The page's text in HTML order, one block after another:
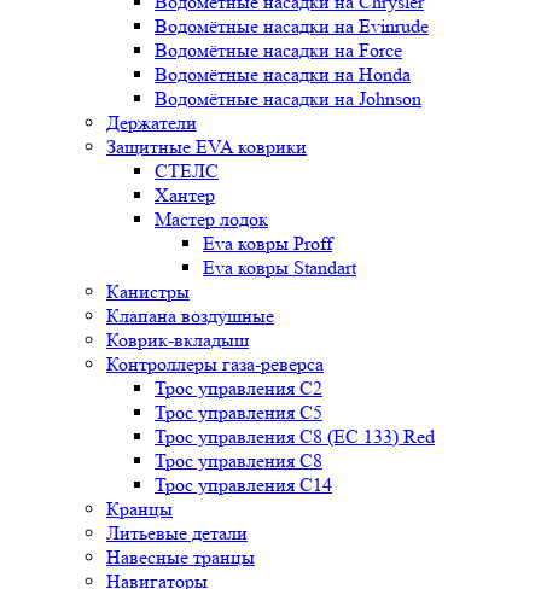
Водомётные насадки на Evinrude
Водомётные насадки на Force
Водомётные насадки на Honda
Водомётные насадки на Johnson
Держатели
Защитные EVA коврики
СТЕЛС
Хантер
Мастер лодок
Eva ковры Proff
Eva ковры Standart
Канистры
Клапана воздушные
Коврик-вкладыш
Контроллеры газа-реверса
Трос управления C2
Трос управления C5
Трос управления C8 (ЕС 133) Red
Трос управления C8
Трос управления C14
Кранцы
Литьевые детали
Навесные транцы
Навигаторы